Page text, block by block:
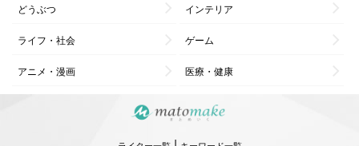
どうぶつ インテリア
ライフ・社会 ゲーム
アニメ・漫画 医療・健康